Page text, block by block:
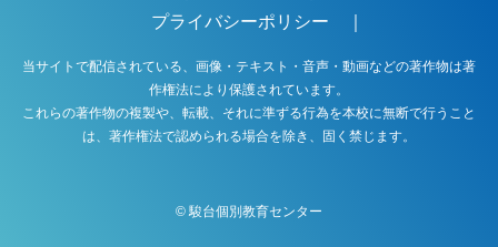
プライバシーポリシー
｜
当サイトで配信されている、画像・テキスト・音声・動画などの著作物は著
作権法により保護されています。
これらの著作物の複製や、転載、それに準ずる行為を本校に無断で行うこと
は、著作権法で認められる場合を除き、固く禁じます。
©駿台個別教育センター